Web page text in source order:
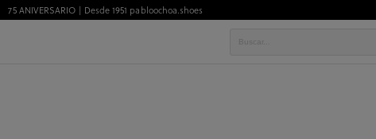
75 ANIVERSARIO | Desde 1951 pabloochoa.shoes